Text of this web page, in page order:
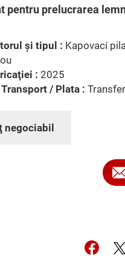
pentru prelucrarea
şi tipul : Kapovací
: 2025
/ Plata :
negociabil